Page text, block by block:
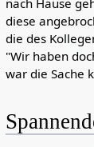
diese
die des
"Wir haben
war die Sache